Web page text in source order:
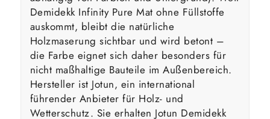
Demidekk Infinity Pure Mat ohne Füllstoffe
auskommt, bleibt die natürliche
Holzmaserung sichtbar und wird betont –
die Farbe eignet sich daher besonders für
nicht maßhaltige Bauteile im Außenbereich.
Hersteller ist Jotun, ein international
führender Anbieter für Holz- und
Wetterschutz. Sie erhalten Jotun Demidekk